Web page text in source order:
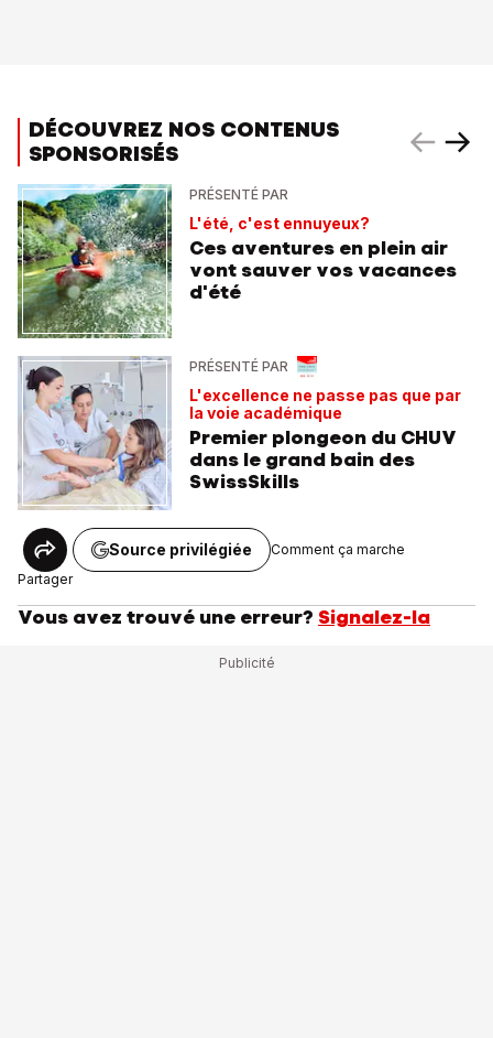
DÉCOUVREZ NOS CONTENUS
SPONSORISÉS
PRÉSENTÉ PAR
L'été, c'est ennuyeux?
Ces aventures en plein air
vont sauver vos vacances
d'été
PRÉSENTÉ PAR
L'excellence ne passe pas que par
la voie académique
Premier plongeon du CHUV
dans le grand bain des
SwissSkills
Partager
Source privilégiée Comment ça marche
Vous avez trouvé une erreur? Signalez-la